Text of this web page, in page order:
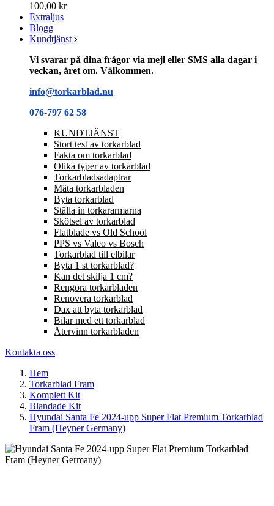
100,00 kr
Extraljus
Blogg
Kundtjänst
Vi svarar på dina frågor via mejl eller SMS alla dagar i
veckan, året om. Välkommen.
info@torkarblad.nu
076-797 62 58
KUNDTJÄNST
Stort test av torkarblad
Fakta om torkarblad
Olika typer av torkarblad
Torkarbladsadaptrar
Mäta torkarbladen
Byta torkarblad
Ställa in torkararmarna
Skötsel av torkarblad
Flatblade vs Old School
PPS vs Valeo vs Bosch
Torkarblad till elbilar
Byta 1 st torkarblad?
Kan det skilja 1 cm?
Rengöra torkarbladen
Renovera torkarblad
Dax att byta torkarblad
Bilar med ett torkarblad
Återvinn torkarbladen
Kontakta oss
Hem
Torkarblad Fram
Komplett Kit
Blandade Kit
Hyundai Santa Fe 2024-upp Super Flat Premium Torkarblad
Fram (Heyner Germany)